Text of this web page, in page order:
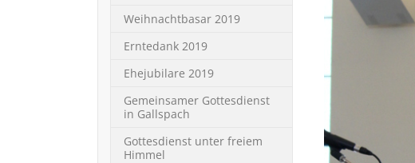
Weihnachtbasar 2019
Erntedank 2019
Ehejubilare 2019
Gemeinsamer Gottesdienst
in Gallspach
Gottesdienst unter freiem
Himmel